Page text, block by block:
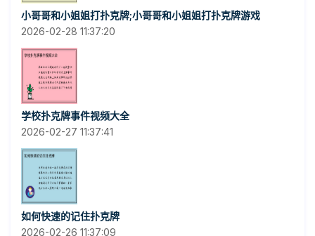
小哥哥和小姐姐打扑克牌;小哥哥和小姐姐打扑克牌游戏
2026-02-28 11:37:20
学校扑克牌事件视频大全
2026-02-27 11:37:41
如何快速的记住扑克牌
2026-02-26 11:37:09